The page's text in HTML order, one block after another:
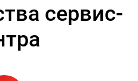
сервис-